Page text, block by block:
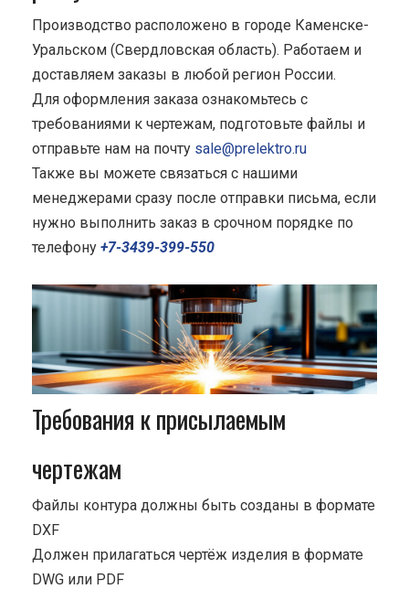
Производство расположено в городе Каменске-
Уральском (Свердловская область). Работаем и
доставляем заказы в любой регион России.
Для оформления заказа ознакомьтесь с
требованиями к чертежам, подготовьте файлы и
отправьте нам на почту sale@prelektro.ru
Также вы можете связаться с нашими
менеджерами сразу после отправки письма, если
нужно выполнить заказ в срочном порядке по
телефону +7-3439-399-550
Требования к присылаемым
чертежам
Файлы контура должны быть созданы в формате
DXF
Должен прилагаться чертёж изделия в формате
DWG или PDF